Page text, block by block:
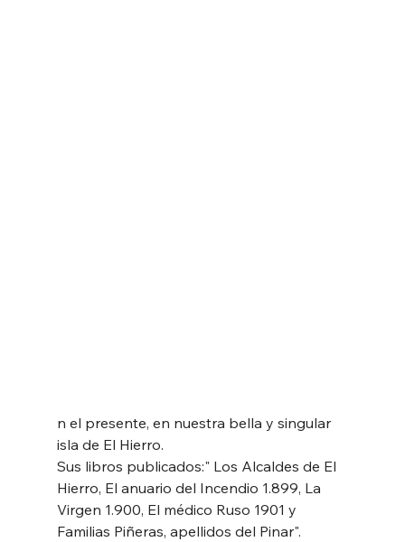
n el presente, en nuestra bella y singular
isla de El Hierro.
Sus libros publicados:" Los Alcaldes de El
Hierro, El anuario del Incendio 1.899, La
Virgen 1.900, El médico Ruso 1901 y
Familias Piñeras, apellidos del Pinar".